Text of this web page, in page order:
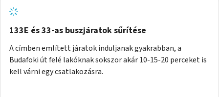
nem hosszabbítaná meg sokkal, a 4-6 vonalán lakóknak
viszont a Kálvin tér-Corvin negyed utat megspórolva 10-15
perccel rövidítheti az utazási idejét.
133E és 33-as buszjáratok sűrítése
A címben említett járatok induljanak gyakrabban, a
Budafoki út felé lakóknak sokszor akár 10-15-20 perceket is
kell várni egy csatlakozásra.